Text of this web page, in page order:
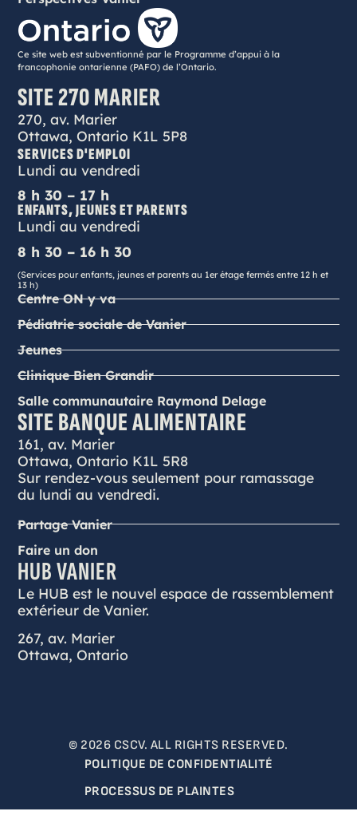
Ce site web est subventionné par le Programme d’appui à la
francophonie ontarienne (PAFO) de l’Ontario.
SITE 270 MARIER
270, av. Marier
Ottawa, Ontario K1L 5P8
SERVICES D'EMPLOI
Lundi au vendredi
8 h 30 – 17 h
ENFANTS, JEUNES ET PARENTS
Lundi au vendredi
8 h 30 – 16 h 30
(Services pour enfants, jeunes et parents au 1er étage fermés entre 12 h et
13 h)
Centre ON y va
Pédiatrie sociale de Vanier
Jeunes
Clinique Bien Grandir
Salle communautaire Raymond Delage
SITE BANQUE ALIMENTAIRE
161, av. Marier
Ottawa, Ontario K1L 5R8
Sur rendez-vous seulement pour ramassage
du lundi au vendredi.
Partage Vanier
Faire un don
HUB VANIER
Le HUB est le nouvel espace de rassemblement
extérieur de Vanier.
267, av. Marier
Ottawa, Ontario
© 2026 CSCV. ALL RIGHTS RESERVED.
POLITIQUE DE CONFIDENTIALITÉ
PROCESSUS DE PLAINTES